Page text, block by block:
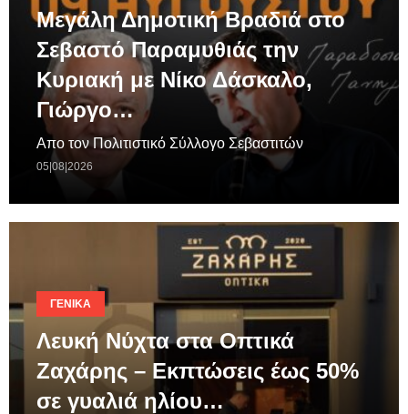
Μεγάλη Δημοτική Βραδιά στο
Σεβαστό Παραμυθιάς την
Κυριακή με Νίκο Δάσκαλο,
Γιώργο…
Απο τον Πολιτιστικό Σύλλογο Σεβαστιτών
05|08|2026
ΓΕΝΙΚΆ
Λευκή Νύχτα στα Οπτικά
Ζαχάρης – Εκπτώσεις έως 50%
σε γυαλιά ηλίου…